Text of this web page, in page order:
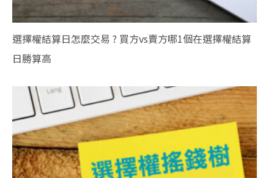
選擇權結算日怎麼交易 ? 買方vs賣方哪1個在選擇權結算
日勝算高